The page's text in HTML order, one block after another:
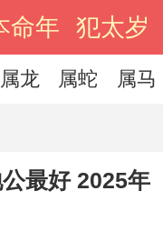
命年 犯太岁
属龙 属蛇 属马
最好 2025年